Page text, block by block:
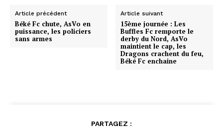
Article précédent
Béké Fc chute, AsVo en
puissance, les policiers
sans armes
Article suivant
15ème journée : Les
Buffles Fc remporte le
derby du Nord, AsVo
maintient le cap, les
Dragons crachent du feu,
Béké Fc enchaine
PARTAGEZ :